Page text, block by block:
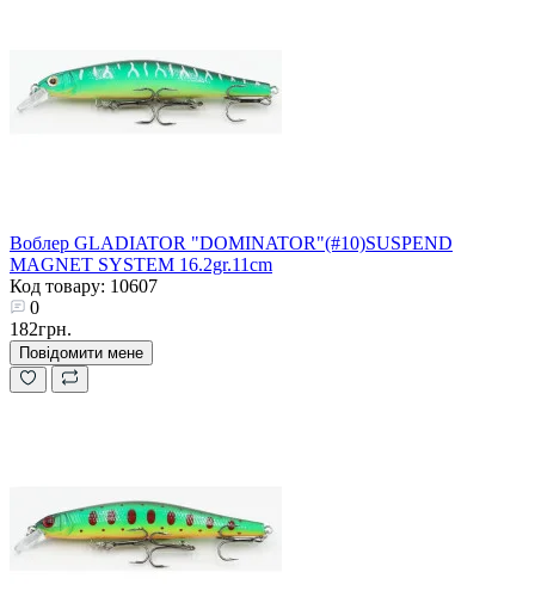
Воблер GLADIATOR "DOMINATOR"(#10)SUSPEND
MAGNET SYSTEM 16.2gr.11cm
Код товару: 10607
0
182грн.
Повідомити мене